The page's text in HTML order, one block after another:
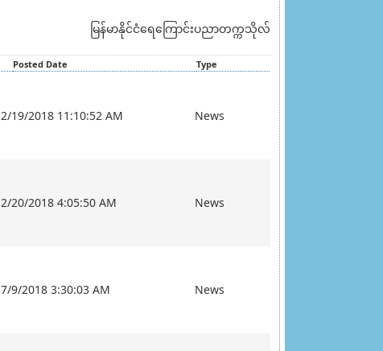
မြန်မာနိုင်ငံရေကြောင်းပညာတက္ကသိုလ်
Posted Date Type
2/19/2018 11:10:52 AM News
2/20/2018 4:05:50 AM News
7/9/2018 3:30:03 AM News